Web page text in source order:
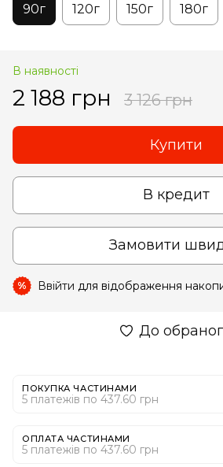
90г
120г 150г 180г
В наявності
2 188 грн 3 126 грн
Купити
В кредит
Замовити
% Ввійти для відображення
До
ПОКУПКА ЧАСТИНАМИ
5 платежів по 437.60 грн
ОПЛАТА ЧАСТИНАМИ
5 платежів по 437.60 грн